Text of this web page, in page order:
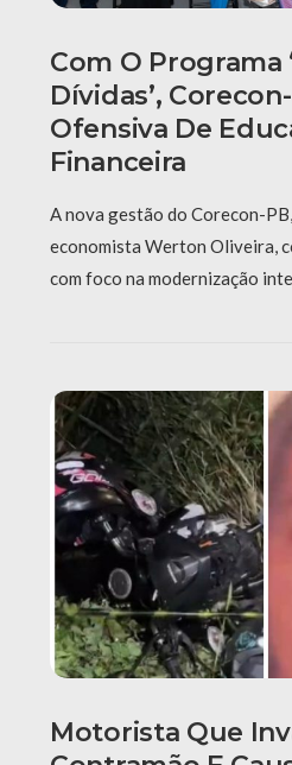
Com O Programa
Dívidas’,
Ofensiva De
Financeira
A nova gestão do Corecon-
economista Werton Oliveira,
com foco na modernização
Motorista Que